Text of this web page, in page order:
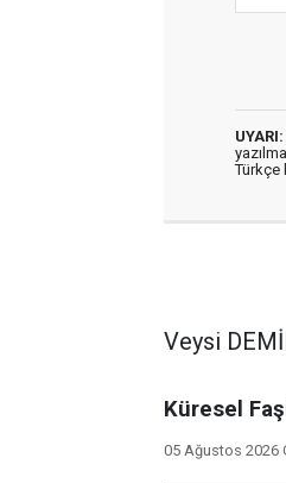
UYARI:
Türkçe
Veysi
Küresel
05 Ağustos 2026